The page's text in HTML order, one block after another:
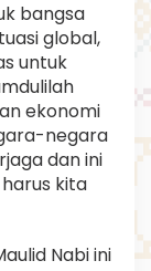
bangsa
global,
untuk
ekonomi
negara
dan ini
kita
Nabi ini